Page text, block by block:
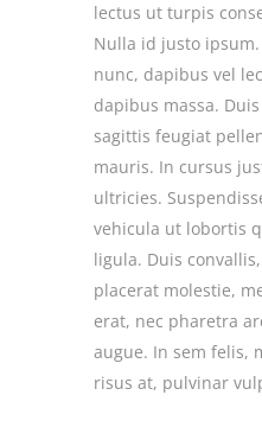
lectus ut turpis
Nulla id justo
nunc, dapibus vel
dapibus massa.
sagittis feugiat
mauris. In cursus
ultricies.
vehicula ut lobortis
ligula. Duis
placerat molestie,
erat, nec pharetra
augue. In sem felis,
risus at, pulvinar